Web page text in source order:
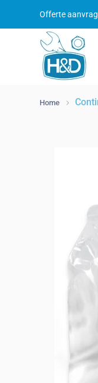
Offerte
Home